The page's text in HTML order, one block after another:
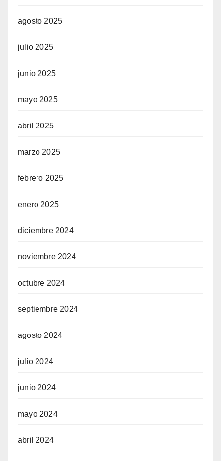
agosto 2025
julio 2025
junio 2025
mayo 2025
abril 2025
marzo 2025
febrero 2025
enero 2025
diciembre 2024
noviembre 2024
octubre 2024
septiembre 2024
agosto 2024
julio 2024
junio 2024
mayo 2024
abril 2024